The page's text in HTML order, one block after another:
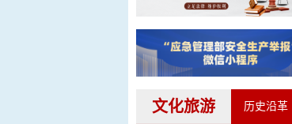
文化旅游 历史沿革